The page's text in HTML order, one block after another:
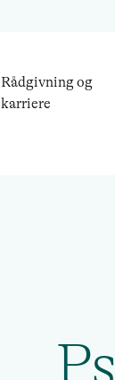
Rådgivning og
karriere